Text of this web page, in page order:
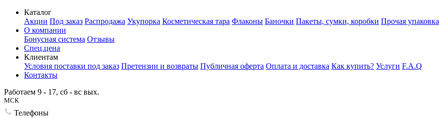
Каталог
Акции Под заказ Распродажа Укупорка Косметическая тара Флаконы Баночки Пакеты, сумки, коробки Прочая упаковка
О компании
Бонусная система Отзывы
Спец.цена
Клиентам
Условия поставки под заказ Претензии и возвраты Публичная оферта Оплата и доставка Как купить? Услуги F.A.Q
Контакты
Работаем 9 - 17, сб - вс вых.
МСК
Телефоны